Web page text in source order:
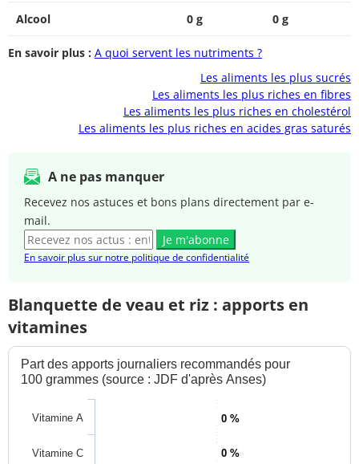
Alcool 0 g 0 g
En savoir plus : A quoi servent les nutriments ?
Les aliments les plus sucrés
Les aliments les plus riches en fibres
Les aliments les plus riches en cholestérol
Les aliments les plus riches en acides gras saturés
A ne pas manquer
Recevez nos astuces et bons plans directement par e-
mail.
Je m'abonne
En savoir plus sur notre politique de confidentialité
Blanquette de veau et riz : apports en
vitamines
Part des apports journaliers recommandés pour
100 grammes (source : JDF d'après Anses)
0 %
0 %
Vitamine A
Vitamine C